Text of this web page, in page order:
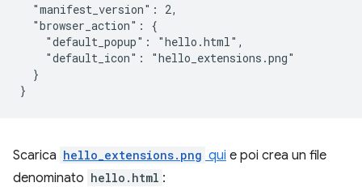
  "manifest_version": 2,
  "browser_action": {
    "default_popup": "hello.html",
    "default_icon": "hello_extensions.png"
  }
Scarica hello_extensions.png qui e poi crea un file
denominato hello.html :